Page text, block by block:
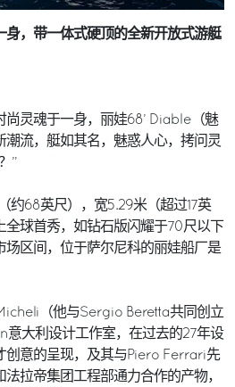
身，带一体式硬顶的全新开放式游艇
尚灵魂于一身，丽娃68’ Diable（魅
潮流，艇如其名，魅惑人心，拷问灵
”
约68英尺），宽5.29米（超过17英
全球首秀，如钻石版闪耀于70尺以下
场区间，位于萨尔尼科的丽娃船厂是
（他与Sergio Beretta共同创立
大利设计工作室，在过去的27年设
创意的呈现，及其与Piero Ferrari先
拉帝集团工程部通力合作的产物，